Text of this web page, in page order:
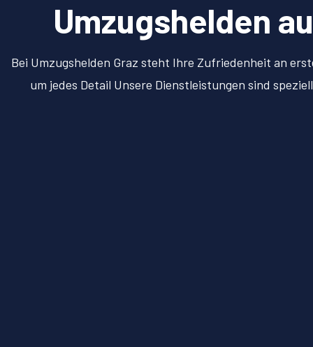
Umzugshelden
Bei Umzugshelden Graz steht Ihre Zufriedenheit an
um jedes Detail Unsere Dienstleistungen sind